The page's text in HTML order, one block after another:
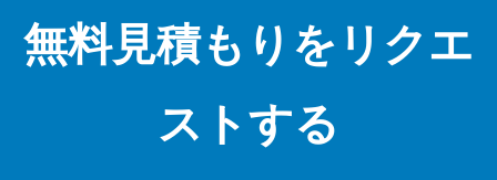
無料見積もりをリクエ
ストする